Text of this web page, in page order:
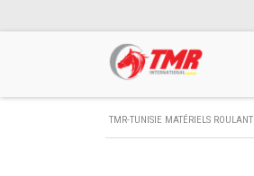
TMR-TUNISIE MATÉRIELS ROULANT